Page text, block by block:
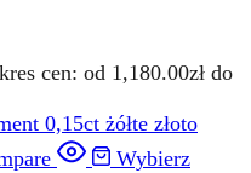
cen: od 1,180.00zł do
Wybierz